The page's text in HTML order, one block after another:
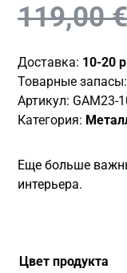
119,00
Доставка: 10-20
Товарные запасы:
Артикул: GAM23-
Категория:
Еще больше
интерьера.
Цвет продукта